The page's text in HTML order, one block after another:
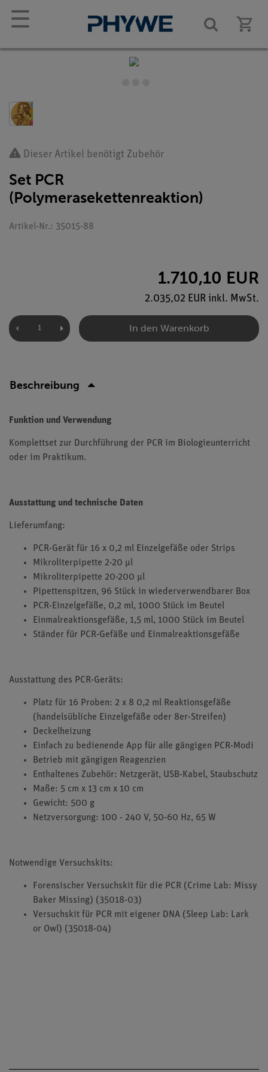
☰
Dieser Artikel benötigt Zubehör
Set PCR
(Polymerasekettenreaktion)
Artikel-Nr.: 35015-88
1.710,10 EUR
2.035,02 EUR inkl. MwSt.
In den Warenkorb
Beschreibung
Funktion und Verwendung
Komplettset zur Durchführung der PCR im Biologieunterricht
oder im Praktikum.
Ausstattung und technische Daten
Lieferumfang:
PCR-Gerät für 16 x 0,2 ml Einzelgefäße oder Strips
Mikroliterpipette 2-20 µl
Mikroliterpipette 20-200 µl
Pipettenspitzen, 96 Stück in wiederverwendbarer Box
PCR-Einzelgefäße, 0,2 ml, 1000 Stück im Beutel
Einmalreaktionsgefäße, 1,5 ml, 1000 Stück im Beutel
Ständer für PCR-Gefäße und Einmalreaktionsgefäße
Ausstattung des PCR-Geräts:
Platz für 16 Proben: 2 x 8 0,2 ml Reaktionsgefäße
(handelsübliche Einzelgefäße oder 8er-Streifen)
Deckelheizung
Einfach zu bedienende App für alle gängigen PCR-Modi
Betrieb mit gängigen Reagenzien
Enthaltenes Zubehör: Netzgerät, USB-Kabel, Staubschutz
Maße: 5 cm x 13 cm x 10 cm
Gewicht: 500 g
Netzversorgung: 100 - 240 V, 50-60 Hz, 65 W
Notwendige Versuchskits:
Forensischer Versuchskit für die PCR (Crime Lab: Missy
Baker Missing) (35018-03)
Versuchskit für PCR mit eigener DNA (Sleep Lab: Lark
or Owl) (35018-04)